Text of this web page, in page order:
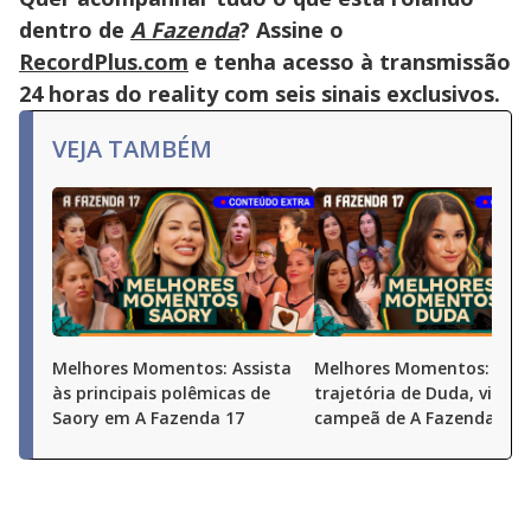
dentro de A Fazenda? Assine o
RecordPlus.com e tenha acesso à transmissão
24 horas do reality com seis sinais exclusivos.
VEJA TAMBÉM
Melhores Momentos: Assista
às principais polêmicas de
Saory em A Fazenda 17
Melhores Momentos:
trajetória de Duda, vice-
campeã de A Fazenda 17